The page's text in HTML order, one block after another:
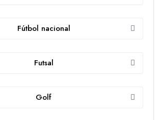
Fútbol nacional
Futsal
Golf